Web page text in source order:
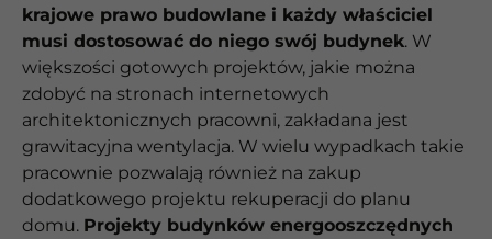
krajowe prawo budowlane i każdy właściciel
musi dostosować do niego swój budynek. W
większości gotowych projektów, jakie można
zdobyć na stronach internetowych
architektonicznych pracowni, zakładana jest
grawitacyjna wentylacja. W wielu wypadkach takie
pracownie pozwalają również na zakup
dodatkowego projektu rekuperacji do planu
domu. Projekty budynków energooszczędnych